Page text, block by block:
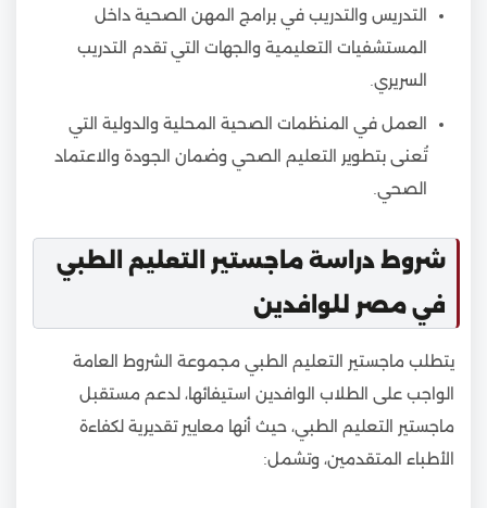
التدريس والتدريب في برامج المهن الصحية داخل
المستشفيات التعليمية والجهات التي تقدم التدريب
السريري.
العمل في المنظمات الصحية المحلية والدولية التي
تُعنى بتطوير التعليم الصحي وضمان الجودة والاعتماد
الصحي.
شروط دراسة ماجستير التعليم الطبي
في مصر للوافدين
يتطلب ماجستير التعليم الطبي مجموعة الشروط العامة
الواجب على الطلاب الوافدين استيفائها، لدعم مستقبل
ماجستير التعليم الطبي، حيث أنها معايير تقديرية لكفاءة
الأطباء المتقدمين، وتشمل: